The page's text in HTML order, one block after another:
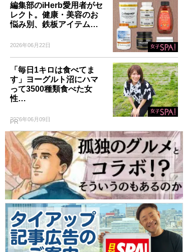
編集部のiHerb愛用者がセ
レクト。健康・美容のお
悩み別、鉄板アイテム…
2026年06月22日
「毎日1キロは食べてま
す」ヨーグルト沼にハマ
って3500種類食べた女
性…
2026年06月09日
PR